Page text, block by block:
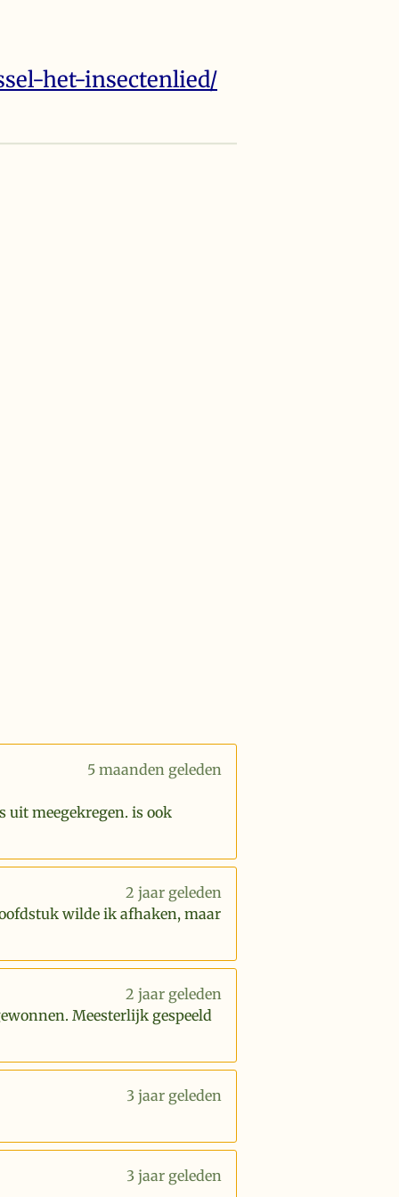
het-insectenlied/
5 maanden geleden
uit meegekregen. is ook
2 jaar geleden
wilde ik afhaken, maar
2 jaar geleden
Meesterlijk gespeeld
3 jaar geleden
3 jaar geleden